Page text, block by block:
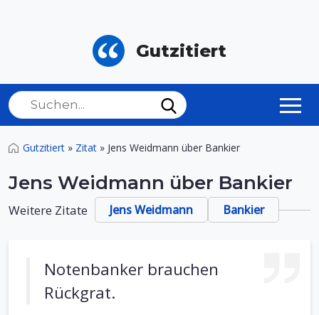
Gutzitiert
Gutzitiert » Zitat » Jens Weidmann über Bankier
Jens Weidmann über Bankier
Weitere Zitate Jens Weidmann Bankier
Notenbanker brauchen
Rückgrat.